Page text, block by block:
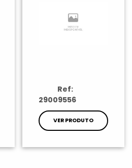
Ref:
29009556
VER PRODUTO